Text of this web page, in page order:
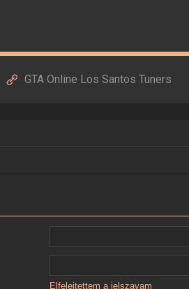
GTA Online Los Santos Tuners
Elfelejtettem a jelszavam